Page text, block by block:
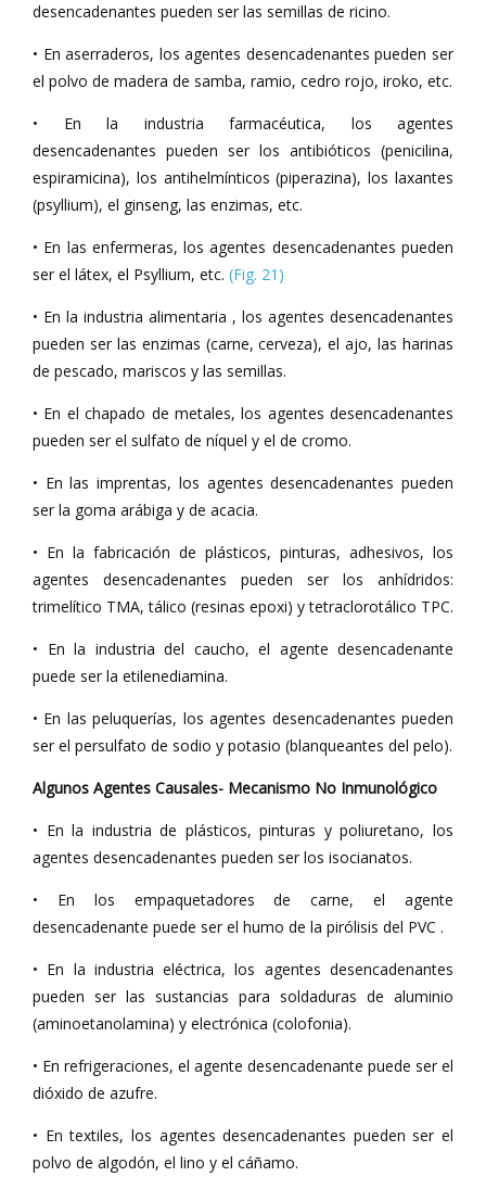
desencadenantes pueden ser las semillas de ricino.
• En aserraderos, los agentes desencadenantes pueden ser
el polvo de madera de samba, ramio, cedro rojo, iroko, etc.
• En la industria farmacéutica, los agentes
desencadenantes pueden ser los antibióticos (penicilina,
espiramicina), los antihelmínticos (piperazina), los laxantes
(psyllium), el ginseng, las enzimas, etc.
• En las enfermeras, los agentes desencadenantes pueden
ser el látex, el Psyllium, etc. (Fig. 21)
• En la industria alimentaria , los agentes desencadenantes
pueden ser las enzimas (carne, cerveza), el ajo, las harinas
de pescado, mariscos y las semillas.
• En el chapado de metales, los agentes desencadenantes
pueden ser el sulfato de níquel y el de cromo.
• En las imprentas, los agentes desencadenantes pueden
ser la goma arábiga y de acacia.
• En la fabricación de plásticos, pinturas, adhesivos, los
agentes desencadenantes pueden ser los anhídridos:
trimelítico TMA, tálico (resinas epoxi) y tetraclorotálico TPC.
• En la industria del caucho, el agente desencadenante
puede ser la etilenediamina.
• En las peluquerías, los agentes desencadenantes pueden
ser el persulfato de sodio y potasio (blanqueantes del pelo).
Algunos Agentes Causales- Mecanismo No Inmunológico
• En la industria de plásticos, pinturas y poliuretano, los
agentes desencadenantes pueden ser los isocianatos.
• En los empaquetadores de carne, el agente
desencadenante puede ser el humo de la pirólisis del PVC .
• En la industria eléctrica, los agentes desencadenantes
pueden ser las sustancias para soldaduras de aluminio
(aminoetanolamina) y electrónica (colofonia).
• En refrigeraciones, el agente desencadenante puede ser el
dióxido de azufre.
• En textiles, los agentes desencadenantes pueden ser el
polvo de algodón, el lino y el cáñamo.